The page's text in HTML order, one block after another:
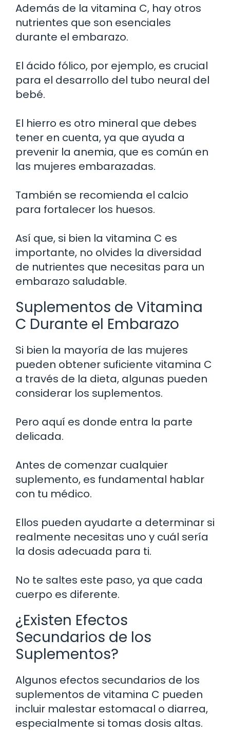
Además de la vitamina C, hay otros
nutrientes que son esenciales
durante el embarazo.
El ácido fólico, por ejemplo, es crucial
para el desarrollo del tubo neural del
bebé.
El hierro es otro mineral que debes
tener en cuenta, ya que ayuda a
prevenir la anemia, que es común en
las mujeres embarazadas.
También se recomienda el calcio
para fortalecer los huesos.
Así que, si bien la vitamina C es
importante, no olvides la diversidad
de nutrientes que necesitas para un
embarazo saludable.
Suplementos de Vitamina
C Durante el Embarazo
Si bien la mayoría de las mujeres
pueden obtener suficiente vitamina C
a través de la dieta, algunas pueden
considerar los suplementos.
Pero aquí es donde entra la parte
delicada.
Antes de comenzar cualquier
suplemento, es fundamental hablar
con tu médico.
Ellos pueden ayudarte a determinar si
realmente necesitas uno y cuál sería
la dosis adecuada para ti.
No te saltes este paso, ya que cada
cuerpo es diferente.
¿Existen Efectos
Secundarios de los
Suplementos?
Algunos efectos secundarios de los
suplementos de vitamina C pueden
incluir malestar estomacal o diarrea,
especialmente si tomas dosis altas.